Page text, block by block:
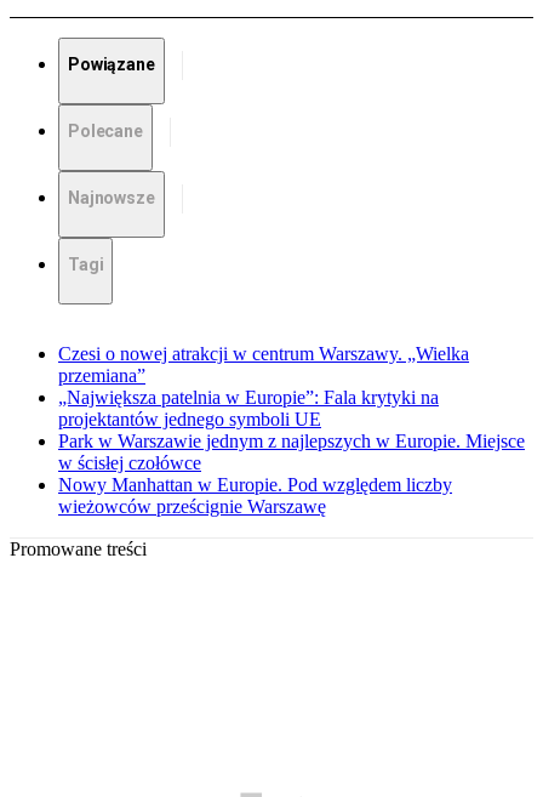
Powiązane
Polecane
Najnowsze
Tagi
Czesi o nowej atrakcji w centrum Warszawy. „Wielka
przemiana”
„Największa patelnia w Europie”: Fala krytyki na
projektantów jednego symboli UE
Park w Warszawie jednym z najlepszych w Europie. Miejsce
w ścisłej czołówce
Nowy Manhattan w Europie. Pod względem liczby
wieżowców prześcignie Warszawę
Promowane treści